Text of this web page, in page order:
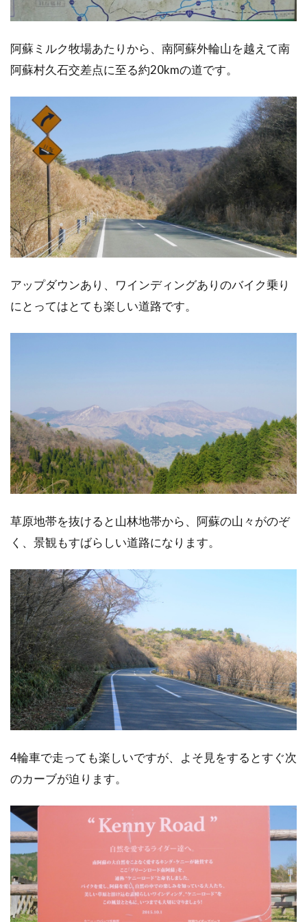
阿蘇ミルク牧場あたりから、南阿蘇外輪山を越えて南
阿蘇村久石交差点に至る約20kmの道です。
アップダウンあり、ワインディングありのバイク乗り
にとってはとても楽しい道路です。
草原地帯を抜けると山林地帯から、阿蘇の山々がのぞ
く、景観もすばらしい道路になります。
4輪車で走っても楽しいですが、よそ見をするとすぐ次
のカーブが迫ります。